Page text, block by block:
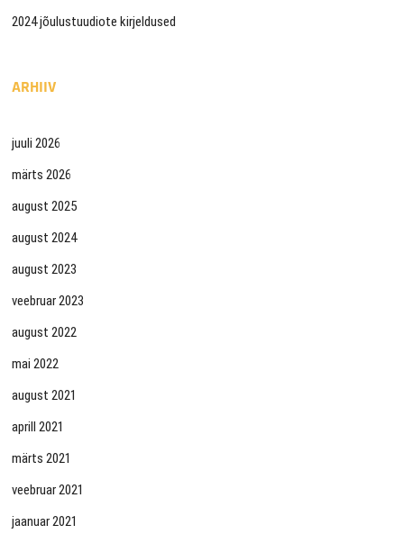
2024 jõulustuudiote kirjeldused
ARHIIV
juuli 2026
märts 2026
august 2025
august 2024
august 2023
veebruar 2023
august 2022
mai 2022
august 2021
aprill 2021
märts 2021
veebruar 2021
jaanuar 2021